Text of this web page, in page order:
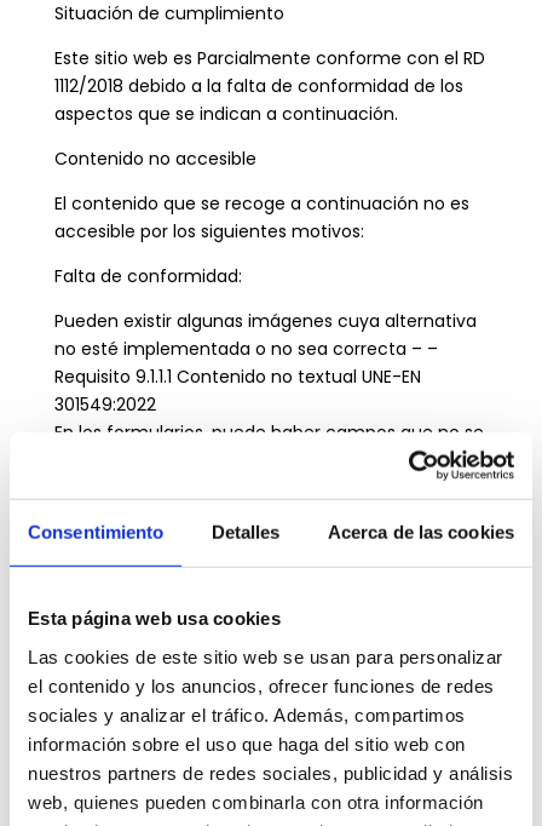
Consentimiento Detalles Acerca de las cookies
Esta página web usa cookies
Las cookies de este sitio web se usan para personalizar
el contenido y los anuncios, ofrecer funciones de redes
sociales y analizar el tráfico. Además, compartimos
información sobre el uso que haga del sitio web con
nuestros partners de redes sociales, publicidad y análisis
web, quienes pueden combinarla con otra información
Situación de cumplimiento
Este sitio web es Parcialmente conforme con el RD
1112/2018 debido a la falta de conformidad de los
aspectos que se indican a continuación.
Contenido no accesible
El contenido que se recoge a continuación no es
accesible por los siguientes motivos:
Falta de conformidad:
Pueden existir algunas imágenes cuya alternativa
no esté implementada o no sea correcta – –
Requisito 9.1.1.1 Contenido no textual UNE-EN
301549:2022
En los formularios, puede haber campos que no se
hayan facilitado su rellenado a través de sistemas
Podrían existir fallos puntuales de edición en
alguna página web.
El contenido no entra dentro del ámbito de la
legislación aplicable.
Podrían existir archivos ofimáticos en PDF u otros
formatos publicados antes del 20 de septiembre
de 2018 que no cumplan en su totalidad todos los
requisitos de accesibilidad.
Puede haber contenidos de terceros que no estén